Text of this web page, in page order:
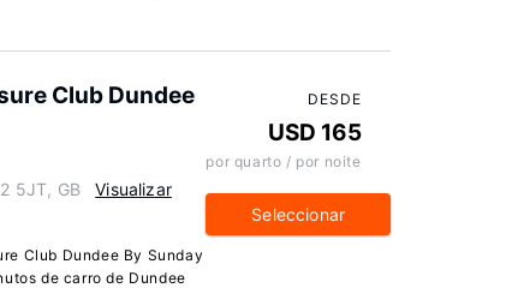
Club Dundee
5JT, GB
Visualizar
Club Dundee By Sunday
de carro de Dundee
DESDE
USD 165
por quarto / por noite
Seleccionar